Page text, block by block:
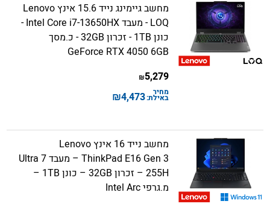
מחשב גיימינג נייד 15.6 אינץ Lenovo
LOQ - מעבד Intel Core i7-13650HX -
כונן 1TB - זכרון 32GB - כ.מסך
GeForce RTX 4050 6GB
5,279
₪
מחיר
באילת:4,473
₪
מחשב נייד 16 אינץ Lenovo
ThinkPad E16 Gen 3 – מעבד Ultra 7
255H – זכרון 32GB – כונן 1TB –
מ.גרפי Intel Arc